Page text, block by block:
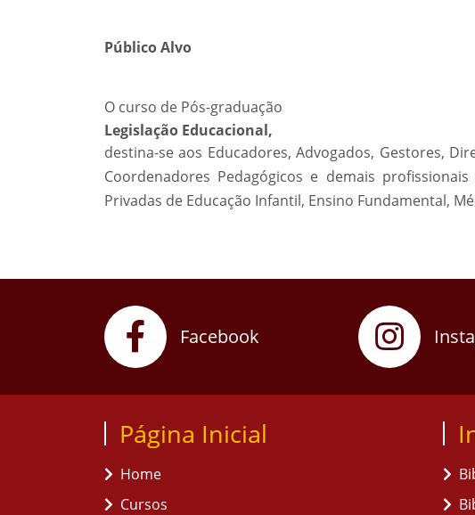
Público Alvo
O curso de Pós-graduação
Legislação Educacional,
destina-se aos Educadores, Advogados, Gestores,
Coordenadores Pedagógicos e demais
Privadas de Educação Infantil, Ensino Fundamental,
Facebook
Página Inicial
Home
Cursos